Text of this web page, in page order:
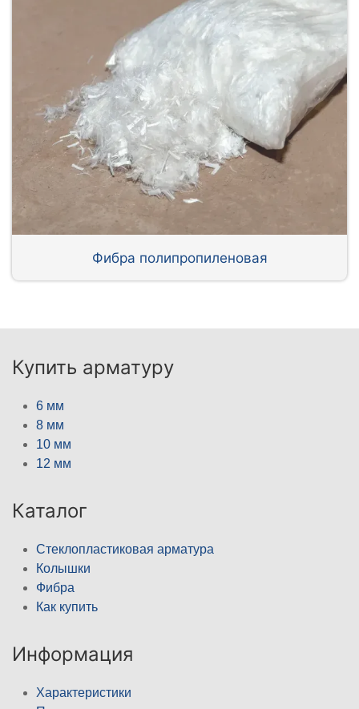
Фибра полипропиленовая
Купить арматуру
6 мм
8 мм
10 мм
12 мм
Каталог
Стеклопластиковая арматура
Колышки
Фибра
Как купить
Информация
Характеристики